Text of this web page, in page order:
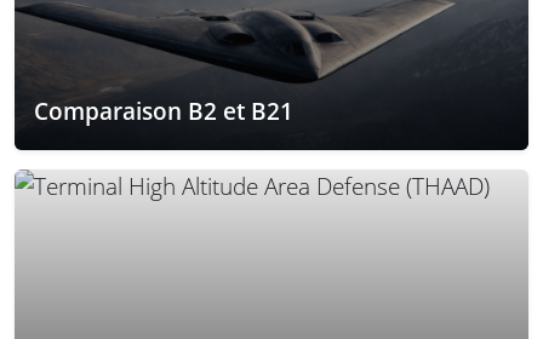
Comparaison B2 et B21